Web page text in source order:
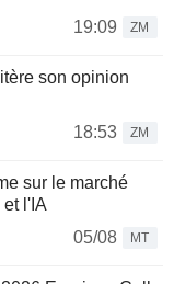
19:09
ZM
son opinion
18:53
ZM
sur le marché
l'IA
05/08
MT